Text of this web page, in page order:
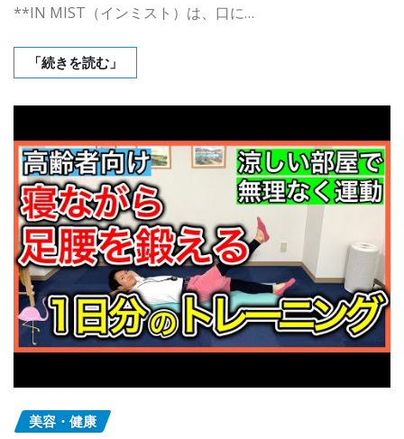
**IN MIST（インミスト）は、口に…
「続きを読む」
美容・健康